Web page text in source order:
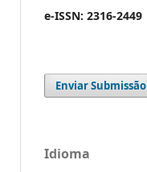
e-ISSN: 2316-2449
Enviar Submissão
Idioma